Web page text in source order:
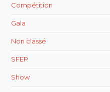
Compétition
Gala
Non classé
SFEP
Show